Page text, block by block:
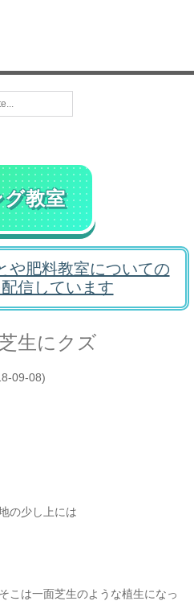
教室
や肥料教室についての
信しています
生にクズ
09-08)
の少し上には
こは一面芝生のような植生になっ